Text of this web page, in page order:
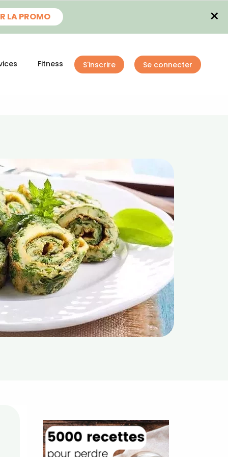
LA PROMO ×
Fitness S'inscrire Se connecter